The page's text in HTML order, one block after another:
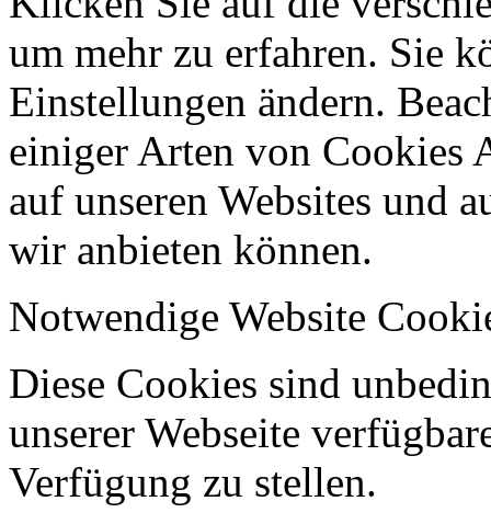
um mehr zu erfahren. Sie
Einstellungen ändern.
einiger Arten von Cookies
auf unseren Websites und
wir anbieten können.
Notwendige Website
Diese Cookies sind
unserer Webseite
Verfügung zu stellen.